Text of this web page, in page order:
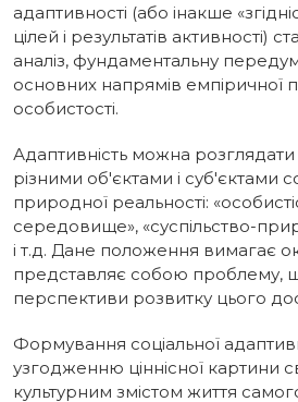
адаптивності (або інакше
цілей і результатів активності)
аналіз, фундаментальну
основних напрямів емпіричної
особистості.
Адаптивність можна
різними об'єктами і суб'єктами
природної реальності:
середовище», «суспільство-
і т.д. Дане положення вимагає
представляє собою проблему,
перспективи розвитку цього
Формування соціальної
узгодженню ціннісної картини
культурним змістом життя